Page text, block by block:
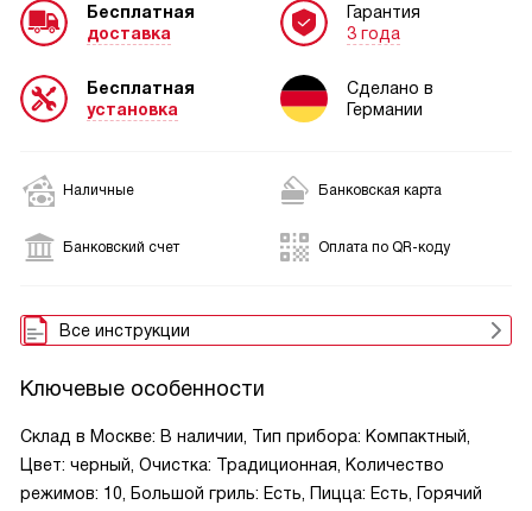
Бесплатная
доставка
Бесплатная
установка
Гарантия
3 года
Сделано в
Германии
Наличные Банковская карта
Банковский счет Оплата по QR-коду
Все инструкции
Ключевые особенности
Склад в Москве: В наличии, Тип прибора: Компактный,
Цвет: черный, Очистка: Традиционная, Количество
режимов: 10, Большой гриль: Есть, Пицца: Есть, Горячий